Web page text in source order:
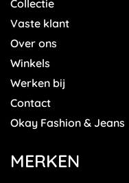
Collectie
Vaste klant
Over ons
Winkels
Werken bij
Contact
Okay Fashion & Jeans
MERKEN